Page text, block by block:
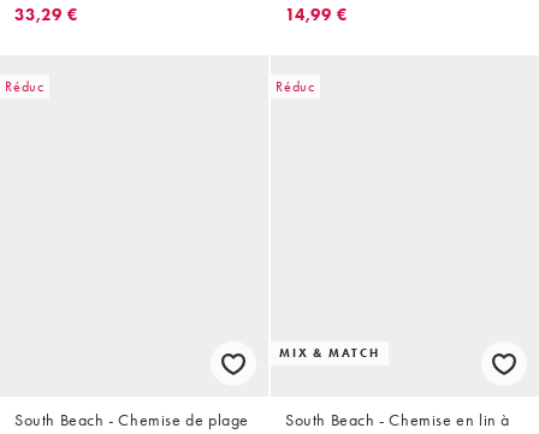
décoloré
33,29 €
géométrique - Noir multicolore
14,99 €
Réduc
South Beach - Chemise de plage
Réduc
MIX & MATCH
South Beach - Chemise en lin à